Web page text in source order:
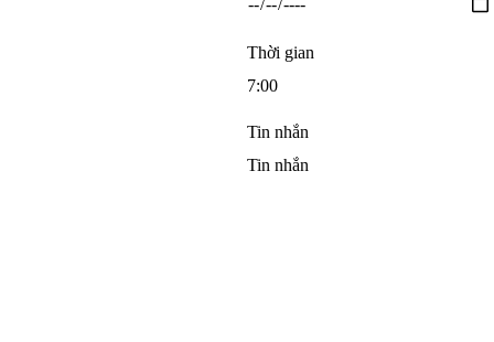
Thời gian
Tin nhắn